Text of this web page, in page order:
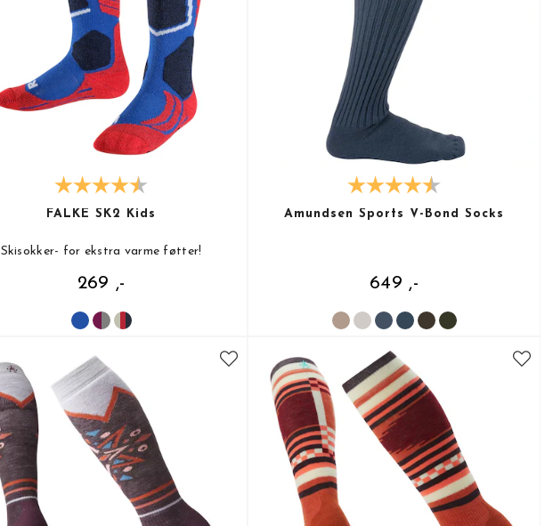
FALKE SK2 Kids
Skisokker- for ekstra varme føtter!
269 ,-
Amundsen Sports V-Bond Socks
649 ,-